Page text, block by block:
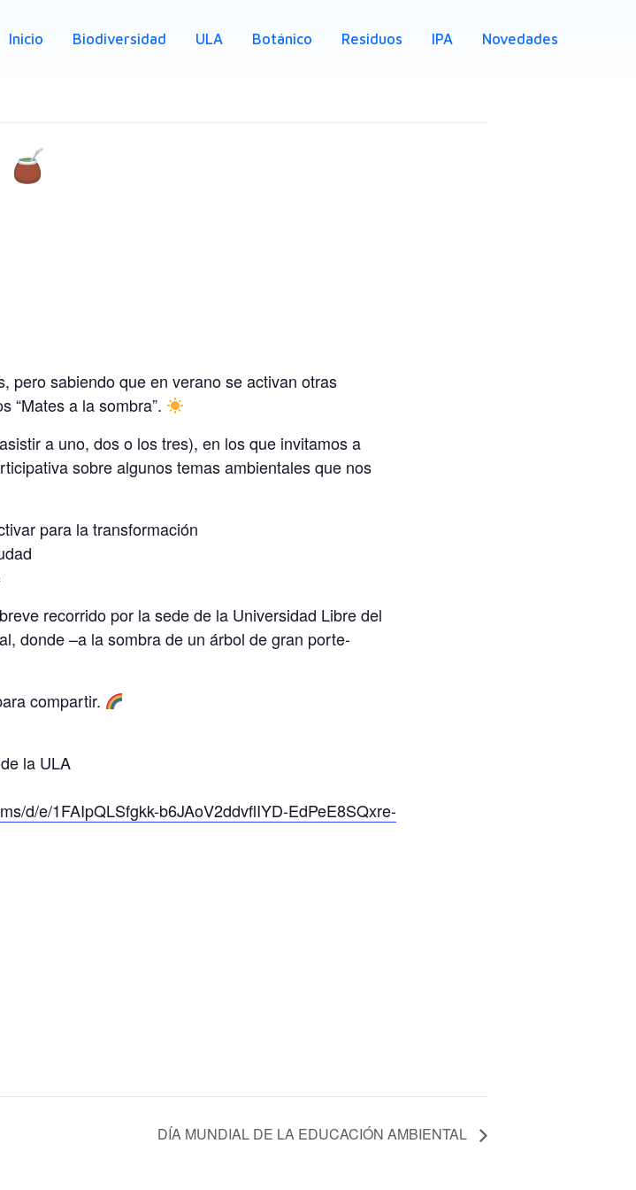
Inicio Biodiversidad ULA Botánico Residuos IPA Novedades
pero sabiendo que en verano se activan otras
“Mates a la sombra”.
a uno, dos o los tres), en los que invitamos a
sobre algunos temas ambientales que nos
para la transformación
recorrido por la sede de la Universidad Libre del
donde –a la sombra de un árbol de gran porte-
compartir.
la ULA
d/e/1FAIpQLSfgkk-b6JAoV2ddvflIYD-EdPeE8SQxre-
DÍA MUNDIAL DE LA EDUCACIÓN AMBIENTAL